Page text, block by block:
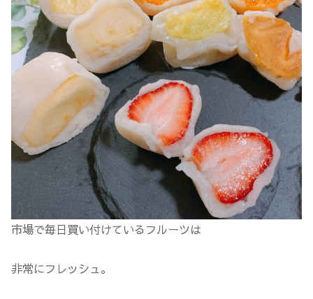
市場で毎日買い付けているフルーツは
非常にフレッシュ。